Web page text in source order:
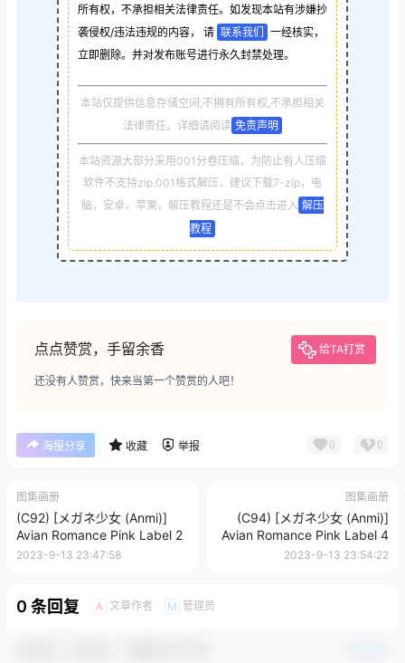
所有权，不承担相关法律责任。如发现本站有涉嫌抄
袭侵权/违法违规的内容， 请 联系我们
一经核实，
立即删除。并对发布账号进行永久封禁处理。
本站仅提供信息存储空间,不拥有所有权,不承担相关
法律责任。详细请阅读 免责声明
本站资源大部分采用001分卷压缩，为防止有人压缩
软件不支持zip.001格式解压，建议下载7-zip，电
脑，安卓，苹果，解压教程还是不会点击进入 解压
教程
点点赞赏，手留余香 给TA打赏
还没有人赞赏，快来当第一个赞赏的人吧！
海报分享 收藏 举报 0 0
图集画册
(C92) [メガネ少女 (Anmi)]
Avian Romance Pink Label 2
2023-9-13 23:47:58
图集画册
(C94) [メガネ少女 (Anmi)]
Avian Romance Pink Label 4
2023-9-13 23:54:22
0 条回复 A 文章作者 M 管理员